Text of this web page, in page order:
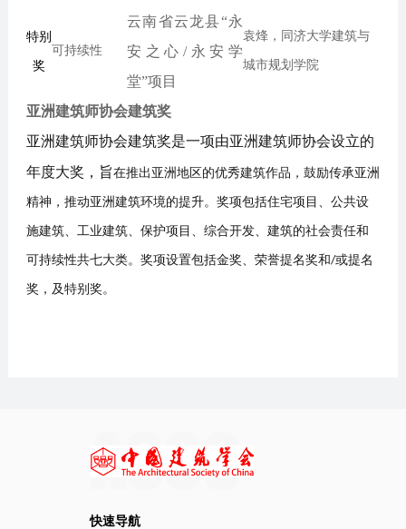
特别
奖
可持续性
云南省云龙县“永
安之心/永安学
堂”项目
袁烽，同济大学建筑与
城市规划学院
亚洲建筑师协会建筑奖
亚洲建筑师协会建筑奖是一项由亚洲建筑师协会设立的
年度大奖，旨在推出亚洲地区的优秀建筑作品，鼓励传承亚洲
精神，推动亚洲建筑环境的提升。奖项包括住宅项目、公共设
施建筑、工业建筑、保护项目、综合开发、建筑的社会责任和
可持续性共七大类。奖项设置包括金奖、荣誉提名奖和/或提名
奖，及特别奖。
快速导航